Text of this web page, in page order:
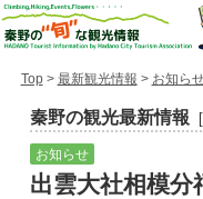
Top> 最新観光情報 > お知ら
秦野の観光最新情報
お知らせ
出雲大社相模分